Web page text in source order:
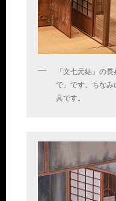
『文七元結』の
で」です。ちな
具です。